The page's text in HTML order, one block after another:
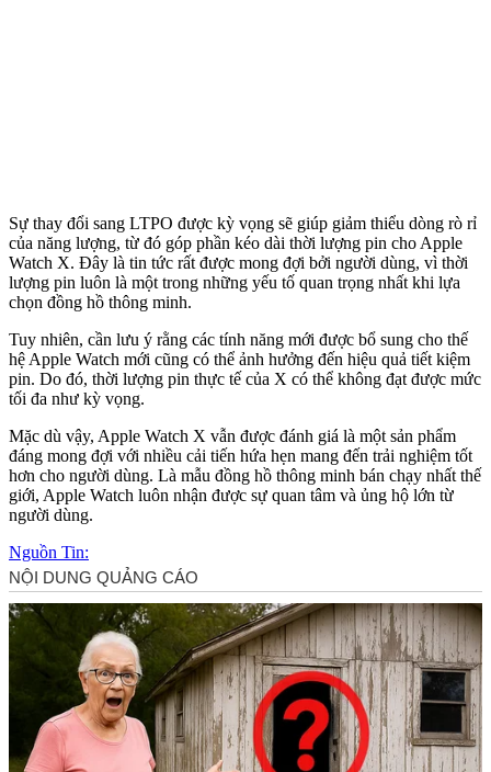
Sự thay đổi sang LTPO được kỳ vọng sẽ giúp giảm thiểu dòng rò rỉ
của năng lượng, từ đó góp phần kéo dài thời lượng pin cho Apple
Watch X. Đây là tin tức rất được mong đợi bởi người dùng, vì thời
lượng pin luôn là một trong những yếu tố quan trọng nhất khi lựa
chọn đồng hồ thông minh.
Tuy nhiên, cần lưu ý rằng các tính năng mới được bổ sung cho thế
hệ Apple Watch mới cũng có thể ảnh hưởng đến hiệu quả tiết kiệm
pin. Do đó, thời lượng pin thực tế của X có thể không đạt được mức
tối đa như kỳ vọng.
Mặc dù vậy, Apple Watch X vẫn được đánh giá là một sản phẩm
đáng mong đợi với nhiều cải tiến hứa hẹn mang đến trải nghiệm tốt
hơn cho người dùng. Là mẫu đồng hồ thông minh bán chạy nhất thế
giới, Apple Watch luôn nhận được sự quan tâm và ủng hộ lớn từ
người dùng.
Nguồn Tin: